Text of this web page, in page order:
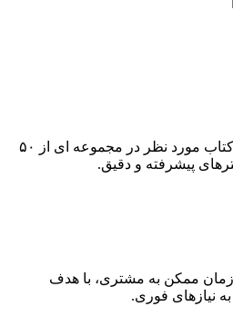
امکان جستجو و یافتن سریع کتاب مورد نظر در مجموعه ای از ۵۰
پیشرفته و دقیق.
ممکن به مشتری، با هدف
نیازهای فوری.